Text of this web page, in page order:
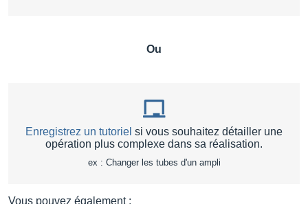
Ou
Enregistrez un tutoriel si vous souhaitez détailler une
opération plus complexe dans sa réalisation.
ex : Changer les tubes d'un ampli
Vous pouvez également :